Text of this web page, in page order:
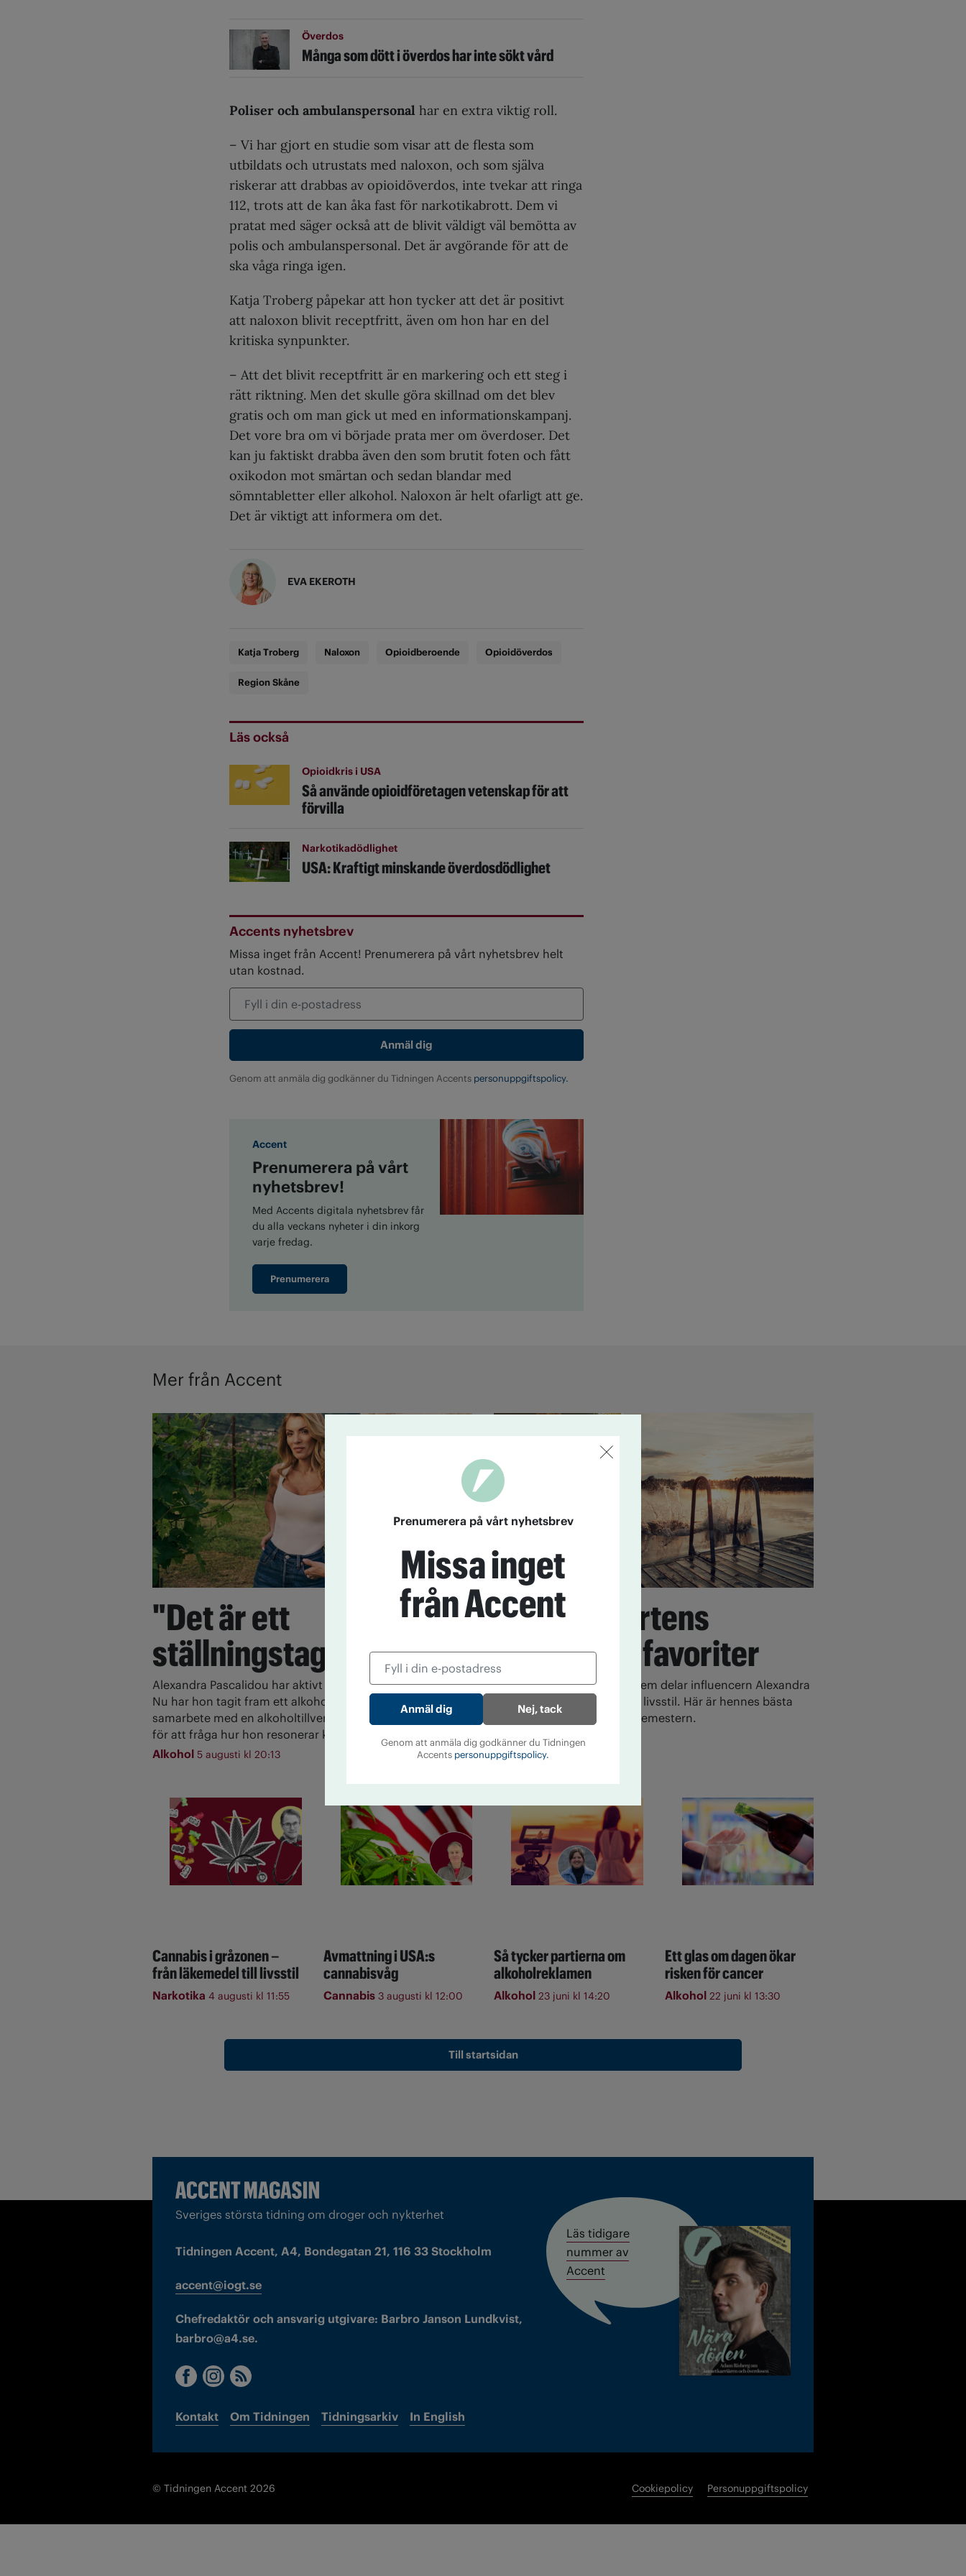
Överdos
Många som dött i överdos har inte sökt vård
Poliser och ambulanspersonal har en extra viktig roll.
– Vi har gjort en studie som visar att de flesta som
utbildats och utrustats med naloxon, och som själva
riskerar att drabbas av opioidöverdos, inte tvekar att ringa
112, trots att de kan åka fast för narkotikabrott. Dem vi
pratat med säger också att de blivit väldigt väl bemötta av
polis och ambulanspersonal. Det är avgörande för att de
ska våga ringa igen.
Katja Troberg påpekar att hon tycker att det är positivt
att naloxon blivit receptfritt, även om hon har en del
kritiska synpunkter.
– Att det blivit receptfritt är en markering och ett steg i
rätt riktning. Men det skulle göra skillnad om det blev
gratis och om man gick ut med en informationskampanj.
Det vore bra om vi började prata mer om överdoser. Det
kan ju faktiskt drabba även den som brutit foten och fått
oxikodon mot smärtan och sedan blandar med
sömntabletter eller alkohol. Naloxon är helt ofarligt att ge.
Det är viktigt att informera om det.
EVA EKEROTH
Katja Troberg Naloxon Opioidberoende Opioidöverdos
Region Skåne
Läs också
Opioidkris i USA
Så använde opioidföretagen vetenskap för att
förvilla
Narkotikadödlighet
USA: Kraftigt minskande överdosdödlighet
Accents nyhetsbrev
Missa inget från Accent! Prenumerera på vårt nyhetsbrev helt
utan kostnad.
Genom att anmäla dig godkänner du Tidningen Accents personuppgiftspolicy.
Accent
Prenumerera på vårt
nyhetsbrev!
Med Accents digitala nyhetsbrev får
du alla veckans nyheter i din inkorg
varje fredag.
Prenumerera
Mer från Accent
"Det är ett
ställningstagande"
Alexandra Pascalidou har aktivt ifrågasatt alkoholkulturen.
Nu har hon tagit fram ett alkoholfritt mousserande vin i
samarbete med en alkoholtillverkare. Vi kontaktade henne
för att fråga hur hon resonerar kring det.
Alkohol 5 augusti kl 20:13
Cannabis i gråzonen –
från läkemedel till livsstil
Narkotika 4 augusti kl 11:55
Avmattning i USA:s
cannabisvåg
Cannabis 3 augusti kl 12:00
Lista: Expertens
alkoholfria favoriter
Under namnet nollkommafem delar influencern Alexandra
Holm med sig av sin nyktra livsstil. Här är hennes bästa
tips på alkoholfri dryck till semestern.
Nykterhet24 juni kl 13:18
Så tycker partierna om
alkoholreklamen
Alkohol 23 juni kl 14:20
Ett glas om dagen ökar
risken för cancer
Alkohol 22 juni kl 13:30
Till startsidan
Sveriges största tidning om droger och nykterhet
Tidningen Accent, A4, Bondegatan 21, 116 33 Stockholm
accent@iogt.se
Chefredaktör och ansvarig utgivare: Barbro Janson Lundkvist,
barbro@a4.se.
Kontakt Om Tidningen Tidningsarkiv In English
Läs tidigare
nummer av
Accent
© Tidningen Accent 2026 Cookiepolicy Personuppgiftspolicy
Prenumerera på vårt nyhetsbrev
Missa inget
från Accent
Nej, tack
Genom att anmäla dig godkänner du Tidningen
Accents personuppgiftspolicy.